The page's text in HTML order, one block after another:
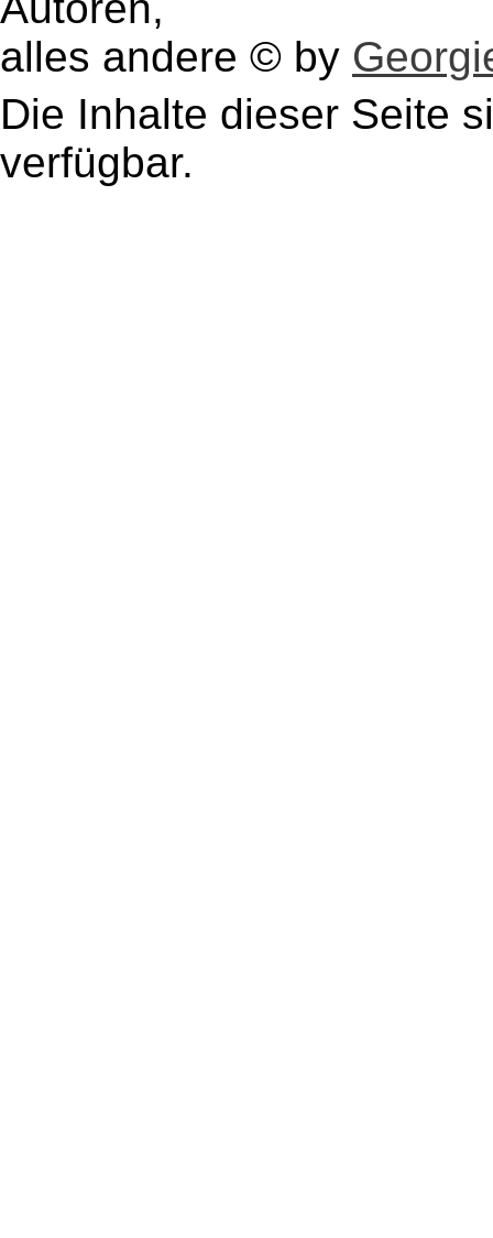
alles andere © by
Die Inhalte dieser Seite
verfügbar.